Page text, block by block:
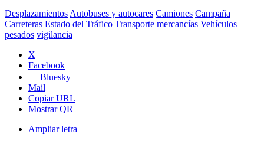
Desplazamientos Autobuses y autocares Camiones Campaña
Carreteras Estado del Tráfico Transporte mercancías Vehículos
pesados vigilancia
X
Facebook
Bluesky
Mail
Copiar URL
Mostrar QR
Ampliar letra